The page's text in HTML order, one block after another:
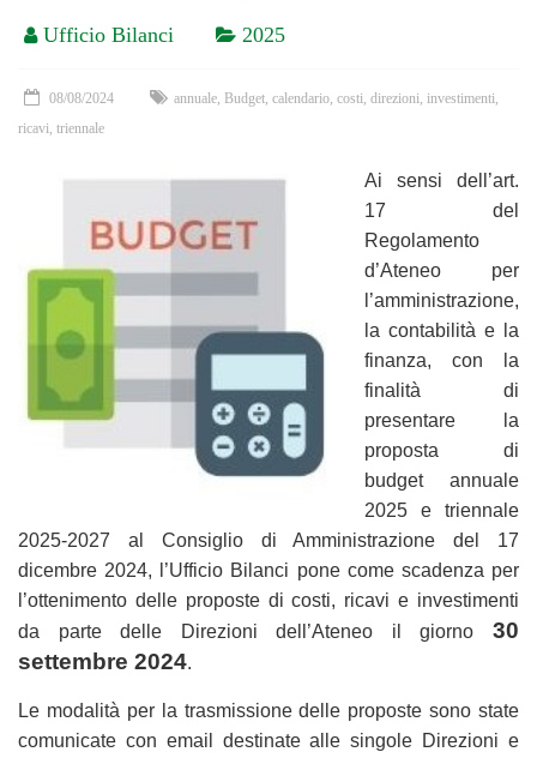
Ufficio Bilanci 2025
08/08/2024 annuale Budget calendario costi direzioni investimenti
ricavi triennale
Ai sensi dell’art.
17 del
Regolamento
d’Ateneo per
l’amministrazione,
la contabilità e la
finanza, con la
finalità di
presentare la
proposta di
budget annuale
2025 e triennale
2025-2027 al Consiglio di Amministrazione del 17
dicembre 2024, l’Ufficio Bilanci pone come scadenza per
l’ottenimento delle proposte dicosti, ricavi e investimenti
da parte delle Direzioni dell’Ateneo il giorno 30
settembre 2024.
Le modalità per la trasmissione delle proposte sono state
comunicate con email destinate alle singole Direzioni e